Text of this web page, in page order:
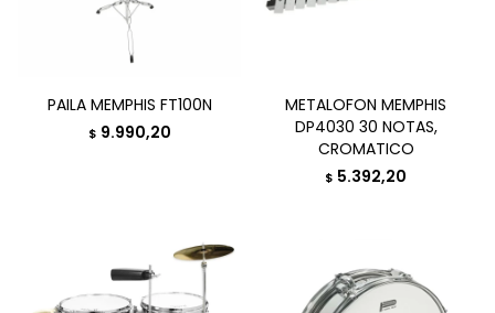
PAILA MEMPHIS FT100N
$ 9.990,20
METALOFON MEMPHIS
DP4030 30 NOTAS,
CROMATICO
$ 5.392,20